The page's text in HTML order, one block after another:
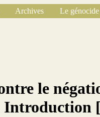
Archives Le génocide
le